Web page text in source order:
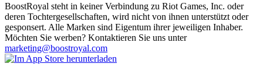
BoostRoyal steht in keiner Verbindung zu Riot Games, Inc. oder
deren Tochtergesellschaften, wird nicht von ihnen unterstützt oder
gesponsert. Alle Marken sind Eigentum ihrer jeweiligen Inhaber.
Möchten Sie werben? Kontaktieren Sie uns unter
marketing@boostroyal.com